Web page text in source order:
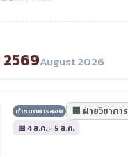
August 2026
กำหนดการสอบ 🏢 ฝ่ายวิชาการ
📅 4 ส.ค. - 5 ส.ค.